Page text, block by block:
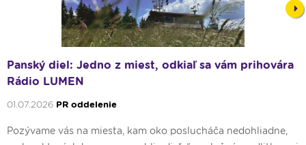
Panský diel: Jedno z miest, odkiaľ sa vám prihovára
Rádio LUMEN
01.07.2026 PR oddelenie
Pozývame vás na miesta, kam oko poslucháča nedohliadne,